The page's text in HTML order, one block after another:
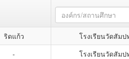
องค์กร/สถานศึกษา
ริดแก้ว โรงเรียนวัดสัม
- โรงเรียนวัดสัม